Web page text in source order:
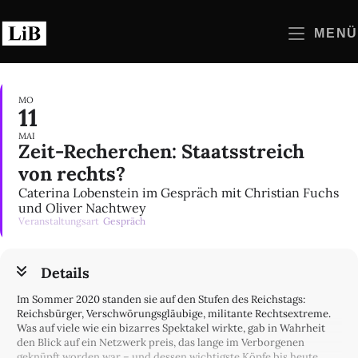
Inhalt
springen
MENÜ
MO
11
MAI
Zeit-Recherchen: Staatsstreich
von rechts?
Caterina Lobenstein im Gespräch mit Christian Fuchs
und Oliver Nachtwey
Veranstaltungsart Gespräch
Details
Im Sommer 2020 standen sie auf den Stufen des Reichstags:
Reichsbürger, Verschwörungsgläubige, militante Rechtsextreme.
Was auf viele wie ein bizarres Spektakel wirkte, gab in Wahrheit
den Blick auf ein Netzwerk preis, das lange im Verborgenen